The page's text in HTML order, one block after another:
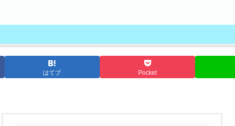
はてブ Pocket